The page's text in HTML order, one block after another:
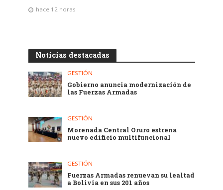
hace 12 horas
Noticias destacadas
GESTIÓN
Gobierno anuncia modernización de
las Fuerzas Armadas
GESTIÓN
Morenada Central Oruro estrena
nuevo edificio multifuncional
GESTIÓN
Fuerzas Armadas renuevan su lealtad
a Bolivia en sus 201 años